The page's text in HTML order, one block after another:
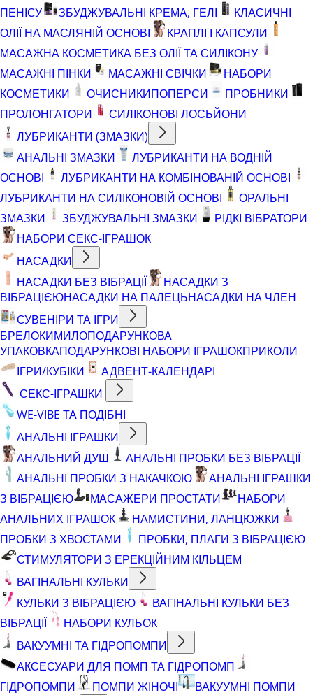
ПЕНІСУ ЗБУДЖУВАЛЬНІ КРЕМА, ГЕЛІ
КЛАСИЧНІ
ОЛІЇ НА МАСЛЯНІЙ ОСНОВІ
КРАПЛІ І КАПСУЛИ
МАСАЖНА КОСМЕТИКА БЕЗ ОЛІЇ ТА СИЛІКОНУ
МАСАЖНІ ПІНКИ
МАСАЖНІ СВІЧКИ
НАБОРИ
КОСМЕТИКИ
ОЧИСНИКИПОПЕРСИ
ПРОБНИКИ
ПРОЛОНГАТОРИ
СИЛІКОНОВІ ЛОСЬЙОНИ
ЛУБРИКАНТИ (ЗМАЗКИ)
АНАЛЬНІ ЗМАЗКИ
ЛУБРИКАНТИ НА ВОДНІЙ
ОСНОВІ
ЛУБРИКАНТИ НА КОМБІНОВАНІЙ ОСНОВІ
ЛУБРИКАНТИ НА СИЛІКОНОВІЙ ОСНОВІ
ОРАЛЬНІ
ЗМАЗКИ
ЗБУДЖУВАЛЬНІ ЗМАЗКИ
РІДКІ ВІБРАТОРИ
НАБОРИ СЕКС-ІГРАШОК
НАСАДКИ
НАСАДКИ БЕЗ ВІБРАЦІЇ
НАСАДКИ З
ВІБРАЦІЄЮНАСАДКИ НА ПАЛЕЦЬНАСАДКИ НА ЧЛЕН
СУВЕНІРИ ТА ІГРИ
БРЕЛОКИМИЛОПОДАРУНКОВА
УПАКОВКАПОДАРУНКОВІ НАБОРИ ІГРАШОКПРИКОЛИ
ІГРИ/КУБІКИ
АДВЕНТ-КАЛЕНДАРІ
СЕКС-ІГРАШКИ
WE-VIBE ТА ПОДІБНІ
АНАЛЬНІ ІГРАШКИ
АНАЛЬНИЙ ДУШ
АНАЛЬНІ ПРОБКИ БЕЗ ВІБРАЦІЇ
АНАЛЬНІ ПРОБКИ З НАКАЧКОЮ
АНАЛЬНІ ІГРАШКИ
З ВІБРАЦІЄЮ
МАСАЖЕРИ ПРОСТАТИ
НАБОРИ
АНАЛЬНИХ ІГРАШОК
НАМИСТИНИ, ЛАНЦЮЖКИ
ПРОБКИ З ХВОСТАМИ
ПРОБКИ, ПЛАГИ З ВІБРАЦІЄЮ
СТИМУЛЯТОРИ З ЕРЕКЦІЙНИМ КІЛЬЦЕМ
ВАГІНАЛЬНІ КУЛЬКИ
КУЛЬКИ З ВІБРАЦІЄЮ
ВАГІНАЛЬНІ КУЛЬКИ БЕЗ
ВІБРАЦІЇ
НАБОРИ КУЛЬОК
ВАКУУМНІ ТА ГІДРОПОМПИ
АКСЕСУАРИ ДЛЯ ПОМП ТА ГІДРОПОМП
ГІДРОПОМПИ
ПОМПИ ЖІНОЧІ
ВАКУУМНІ ПОМПИ